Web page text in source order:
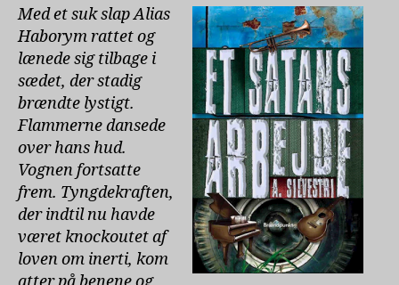
A.
Silvestri
Med et suk slap Alias
Haborym rattet og
lænede sig tilbage i
sædet, der stadig
brændte lystigt.
Flammerne dansede
over hans hud.
Vognen fortsatte
frem. Tyngdekraften,
der indtil nu havde
været knockoutet af
loven om inerti, kom